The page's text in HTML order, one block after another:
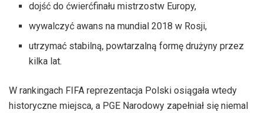
dojść do ćwierćfinału mistrzostw Europy,
wywalczyć awans na mundial 2018 w Rosji,
utrzymać stabilną, powtarzalną formę drużyny przez
kilka lat.
W rankingach FIFA reprezentacja Polski osiągała wtedy
historyczne miejsca, a PGE Narodowy zapełniał się niemal